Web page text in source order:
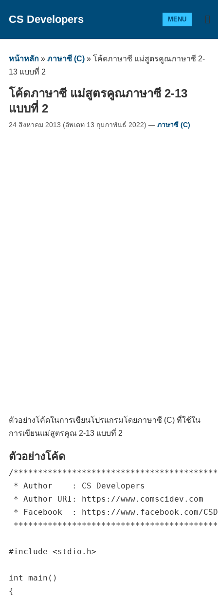
CS Developers MENU
หน้าหลัก» ภาษาซี (C)» โค้ดภาษาซี แม่สูตรคูณภาษาซี 2-
13 แบบที่ 2
โค้ดภาษาซี แม่สูตรคูณภาษาซี 2-13
แบบที่ 2
24 สิงหาคม 2013 (อัพเดท 13 กุมภาพันธ์ 2022) — ภาษาซี (C)
ตัวอย่างโค้ดในการเขียนโปรแกรมโดยภาษาซี (C) ที่ใช้ใน
การเขียนแม่สูตรคูณ 2-13 แบบที่ 2
ตัวอย่างโค้ด
/
* Author    : CS Developers
* Author URI: https://www.comscidev.com
* Facebook  : https://www.facebook.com/
#include <stdio.h>
int main()
{